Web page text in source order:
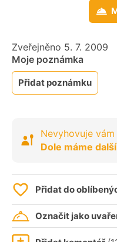
Zveřejněno 5. 7. 2009
Moje poznámka
Přidat poznámku
Nevyhovuje
Dole máme
Přidat do
Označit jako